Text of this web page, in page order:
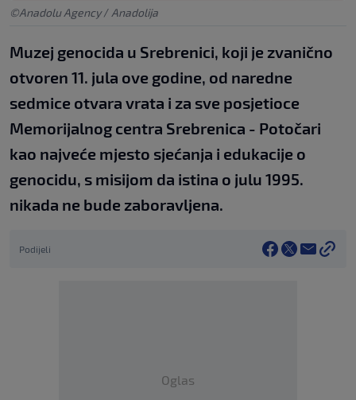
©Anadolu Agency / Anadolija
Muzej genocida u Srebrenici, koji je zvanično
otvoren 11. jula ove godine, od naredne
sedmice otvara vrata i za sve posjetioce
Memorijalnog centra Srebrenica - Potočari
kao najveće mjesto sjećanja i edukacije o
genocidu, s misijom da istina o julu 1995.
nikada ne bude zaboravljena.
Podijeli
Oglas